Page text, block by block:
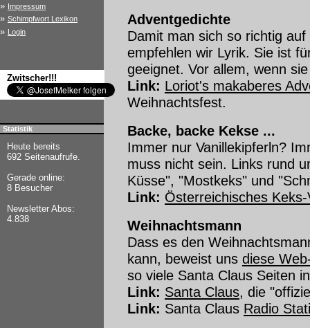
» Impressum
» Schimpfwort Lexikon
» Login
Zwitscher!!!
Statistik
Heute bereits
692 Seitenaufrufe.
Gerade online:
8 Besucher
Newsletter Abos:
4.838
Adventgedichte
Damit man sich so richtig
empfehlen wir Lyrik. Sie ist
geeignet. Vor allem, wenn
Link: Loriot's makaberes
Weihnachtsfest.
Backe, backe Kekse ...
Immer nur Vanillekipferln?
muss nicht sein. Links rund
Küsse", "Mostkeks" und
Link: Österreichisches
Weihnachtsmann
Dass es den
kann, beweist uns diese
so viele Santa Claus Seiten
Link: Santa Claus, die
Link: Santa Claus Radio